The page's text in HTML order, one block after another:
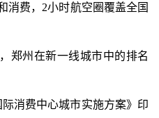
消费，2小时航空圈覆盖全国
郑州在新一线城市中的排名
消费中心城市实施方案》印